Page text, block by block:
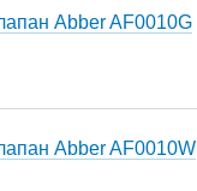
Abber AF0010G
Abber AF0010W